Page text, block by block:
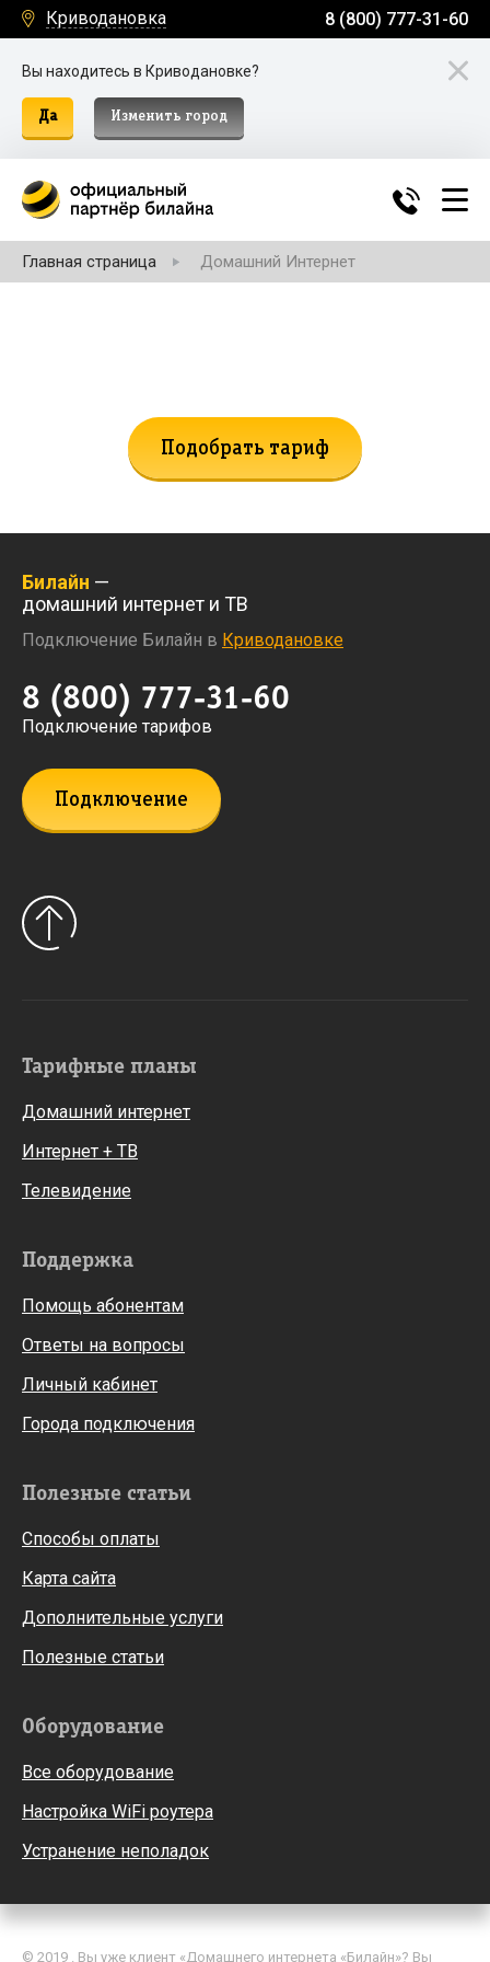
Криводановка 8 (800) 777-31-60
Вы находитесь в Криводановке?
Да Изменить город
Главная страница Домашний Интернет
Подобрать тариф
Билайн —
домашний интернет и ТВ
Подключение Билайн в Криводановке
8 (800) 777-31-60
Подключение тарифов
Подключение
Тарифные планы
Домашний интернет
Интернет + ТВ
Телевидение
Поддержка
Помощь абонентам
Ответы на вопросы
Личный кабинет
Города подключения
Полезные статьи
Способы оплаты
Карта сайта
Дополнительные услуги
Полезные статьи
Оборудование
Все оборудование
Настройка WiFi роутера
Устранение неполадок
© 2019 . Вы уже клиент «Домашнего интернета «Билайн»? Вы